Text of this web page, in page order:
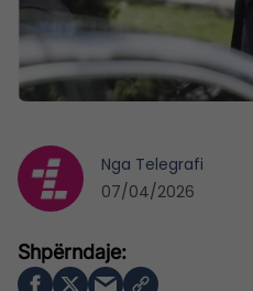
Nga Telegrafi
07/04/2026